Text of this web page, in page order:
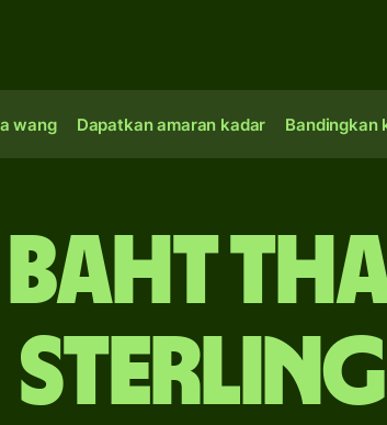
wang Dapatkan amaran kadar Bandingkan